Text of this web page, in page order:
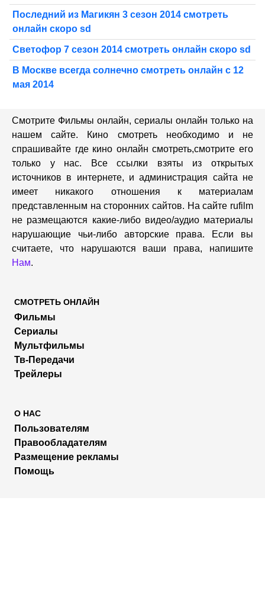
Последний из Магикян 3 сезон 2014 смотреть
онлайн скоро sd
Светофор 7 сезон 2014 смотреть онлайн скоро sd
В Москве всегда солнечно смотреть онлайн с 12
мая 2014
Смотрите Фильмы онлайн, сериалы онлайн только на
нашем сайте. Кино смотреть необходимо и не
спрашивайте где кино онлайн смотреть,cмотрите его
только у нас. Все ссылки взяты из открытых
источников в интернете, и администрация сайта не
имеет никакого отношения к материалам
представленным на сторонних сайтов. На сайте rufilm
не размещаются какие-либо видео/аудио материалы
нарушающие чьи-либо авторские права. Если вы
считаете, что нарушаются ваши права, напишите
Нам.
СМОТРЕТЬ ОНЛАЙН
Фильмы
Сериалы
Мультфильмы
Тв-Передачи
Трейлеры
О НАС
Пользователям
Правообладателям
Размещение рекламы
Помощь